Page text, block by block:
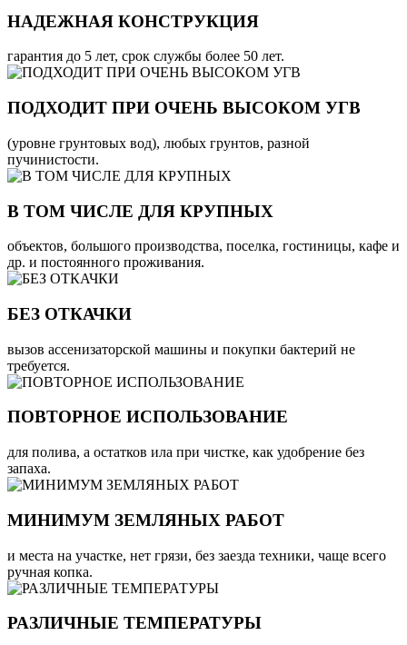
НАДЕЖНАЯ КОНСТРУКЦИЯ
гарантия до 5 лет, срок службы более 50 лет.
ПОДХОДИТ ПРИ ОЧЕНЬ ВЫСОКОМ УГВ
(уровне грунтовых вод), любых грунтов, разной
пучинистости.
В ТОМ ЧИСЛЕ ДЛЯ КРУПНЫХ
объектов, большого производства, поселка, гостиницы, кафе и
др. и постоянного проживания.
БЕЗ ОТКАЧКИ
вызов ассенизаторской машины и покупки бактерий не
требуется.
ПОВТОРНОЕ ИСПОЛЬЗОВАНИЕ
для полива, а остатков ила при чистке, как удобрение без
запаха.
МИНИМУМ ЗЕМЛЯНЫХ РАБОТ
и места на участке, нет грязи, без заезда техники, чаще всего
ручная копка.
РАЗЛИЧНЫЕ ТЕМПЕРАТУРЫ